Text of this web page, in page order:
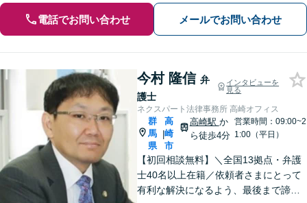
電話でお問い合わせ メールでお問い合わせ
今村 隆信 弁
護士
インタビューを
見る
ネクスパート法律事務所 高崎オフィス
群
馬
県
|
高
崎
市
高崎駅 か
ら徒歩4分
営業時間：09:00~2
1:00（平日）
【初回相談無料】＼全国13拠点・弁護
士40名以上在籍／依頼者さまにとって
有利な解決になるよう、最後まで諦め